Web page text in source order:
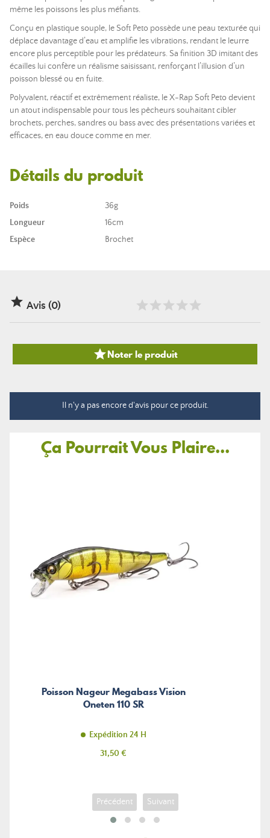
même les poissons les plus méfiants.
Conçu en plastique souple, le Soft Peto possède une peau texturée qui
déplace davantage d’eau et amplifie les vibrations, rendant le leurre
encore plus perceptible pour les prédateurs. Sa finition 3D imitant des
écailles lui confère un réalisme saisissant, renforçant l’illusion d’un
poisson blessé ou en fuite.
Polyvalent, réactif et extrêmement réaliste, le X-Rap Soft Peto devient
un atout indispensable pour tous les pêcheurs souhaitant cibler
brochets, perches, sandres ou bass avec des présentations variées et
efficaces, en eau douce comme en mer.
Détails du produit
Poids
36g
Longueur
16cm
Espèce
Brochet
 Avis (0)
Noter le produit
Il n'y a pas encore d'avis pour ce produit.
Ça Pourrait Vous Plaire...
Poisson Nageur Megabass Vision
Oneten 110 SR
Expédition 24 H
Prix
31,50 €
Précédent Suivant